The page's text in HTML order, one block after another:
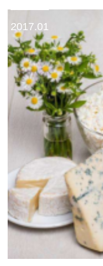
2017.01